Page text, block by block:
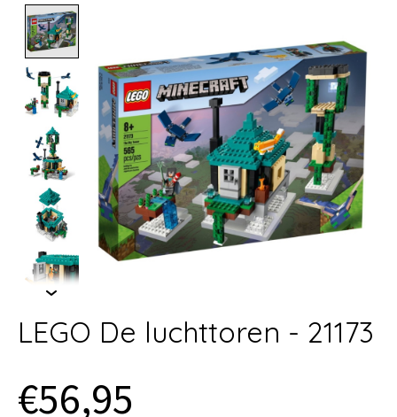
LEGO De luchttoren - 21173
€56,95